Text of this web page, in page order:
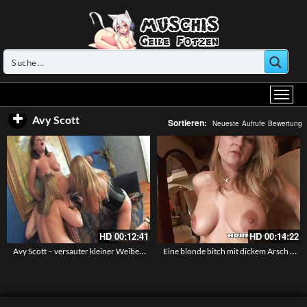
Avy Scott Sortieren: Neueste Aufrufe Bewertung
HD00:12:41
Avy Scott – versauter kleiner Weiberdreier
HD00:14:22
Eine blonde bitch mit dickem Arsch will einen schwarzen Prügel einstecken